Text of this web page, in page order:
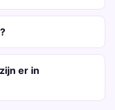
er in